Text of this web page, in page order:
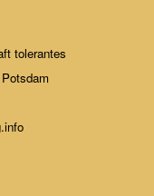
tolerantes